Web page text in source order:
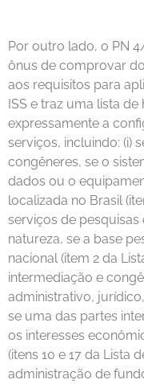
Por outro lado, o PN
ônus de comprovar
aos requisitos para
ISS e traz uma lista
expressamente a
serviços, incluindo: (i)
congêneres, se o
dados ou o
localizada no Brasil
serviços de
natureza, se a base
nacional (item 2 da
intermediação e
administrativo,
se uma das partes
os interesses
(itens 10 e 17 da Lista
administração de